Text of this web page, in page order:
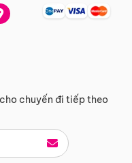
chuyến đi tiếp theo